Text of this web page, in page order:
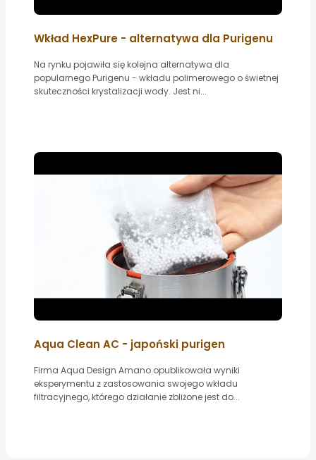
Wkład HexPure - alternatywa dla Purigenu
Na rynku pojawiła się kolejna alternatywa dla
popularnego Purigenu - wkładu polimerowego o świetnej
skuteczności krystalizacji wody. Jest ni...
Aqua Clean AC - japoński purigen
Firma Aqua Design Amano opublikowała wyniki
eksperymentu z zastosowania swojego wkładu
filtracyjnego, którego działanie zbliżone jest do...